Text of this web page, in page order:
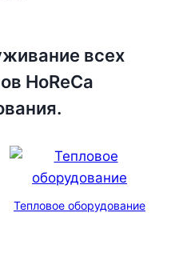
всех
HoReCa
Тепловое оборудование